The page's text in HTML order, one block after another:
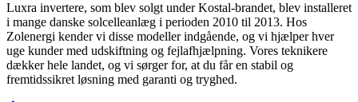
Luxra invertere, som blev solgt under Kostal-brandet, blev installeret
i mange danske solcelleanlæg i perioden 2010 til 2013. Hos
Zolenergi kender vi disse modeller indgående, og vi hjælper hver
uge kunder med udskiftning og fejlafhjælpning. Vores teknikere
dækker hele landet, og vi sørger for, at du får en stabil og
fremtidssikret løsning med garanti og tryghed.